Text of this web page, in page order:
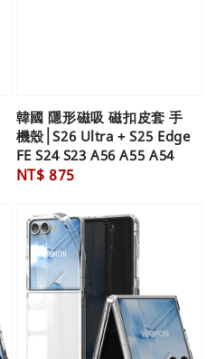
韓國 隱形磁吸 磁扣皮套 手
機殼│S26 Ultra + S25 Edge
FE S24 S23 A56 A55 A54
Regular
NT$ 875